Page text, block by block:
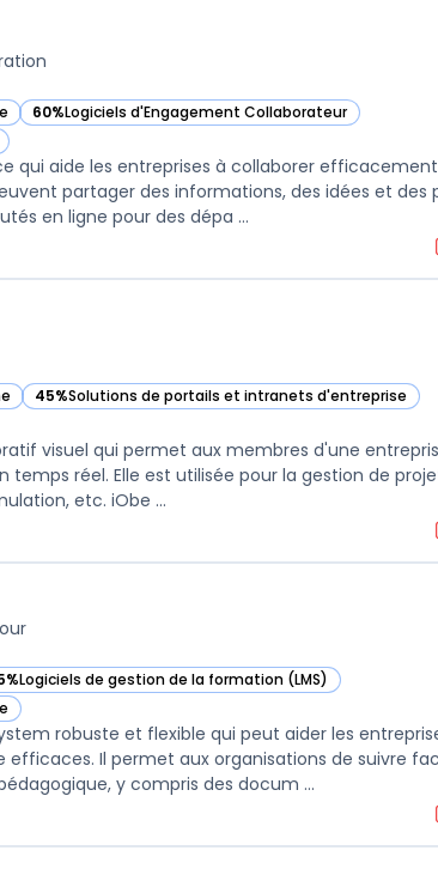
60%Logiciels d'Engagement Collaborateur
— voir Jostle dans cette catégorie
qui aide les entreprises à collaborer
partager des informations, des idées et des
en ligne pour des dépa ...
45%Solutions de portails et intranets d'entreprise
— voir iObeya dans cette catégorie
visuel qui permet aux membres d'une
réel. Elle est utilisée pour la gestion de
etc. iObe ...
Logiciels de gestion de la formation (LMS)
eFront dans cette catégorie
robuste et flexible qui peut aider les
Il permet aux organisations de suivre
y compris des docum ...